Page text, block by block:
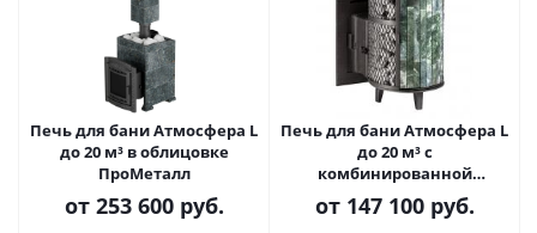
Печь для бани Атмосфера L
до 20 м³ в облицовке
ПроМеталл
от 253 600 руб.
Печь для бани Атмосфера L
до 20 м³ с
комбинированной
облицовкой ПроМеталл
от 147 100 руб.